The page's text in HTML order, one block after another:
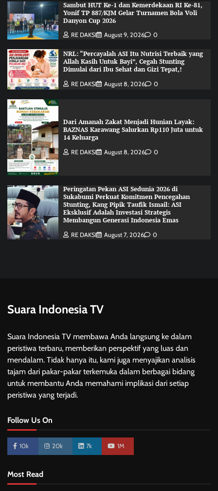
Sambut HUT Ke-1 dan Kemerdekaan RI Ke-81,
Yonif TP 887/KJM Gelar Turnamen Bola Voli
Danyon Cup 2026
RE DAKSI August 9, 2026 0
NRL: “Percayalah ASI Itu Nutrisi Terbaik yang
Allah Kasih Untuk Bayi”, Cegah Stunting
Dimulai dari Ibu Sehat dan Gizi Tepat,!
RE DAKSI August 8, 2026 0
Dari Amanah Zakat Menjadi Hunian Layak:
BAZNAS Karawang Salurkan Rp110 Juta untuk
14 Keluarga
RE DAKSI August 8, 2026 0
Peringatan Pekan ASI Sedunia 2026 di
Sukabumi Perkuat Komitmen Pencegahan
Stunting, Kang Pipik Taufik Ismail: ASI
Eksklusif Adalah Investasi Strategis
Membangun Generasi Indonesia Emas
RE DAKSI August 7, 2026 0
Suara Indonesia TV
Suara Indonesia TV membawa Anda langsung ke dalam
peristiwa terbaru, memberikan perspektif yang luas dan
mendalam. Tidak hanya itu, kami juga menyajikan analisis
tajam dari pakar-pakar terkemuka dalam berbagai bidang
untuk membantu Anda memahami implikasi dari setiap
peristiwa yang terjadi.
Follow Us On
10k 20k 7k 1M
Most Read